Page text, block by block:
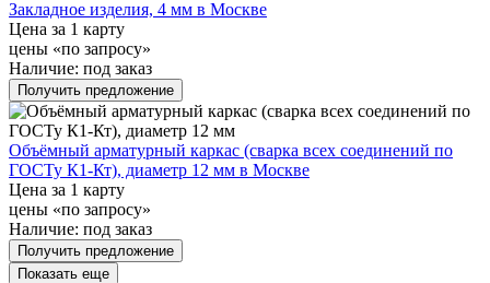
Закладное изделия, 4 мм в Москве
Цена за 1 карту
цены «по запросу»
Наличие: под заказ
Получить предложение
Объёмный арматурный каркас (сварка всех соединений по
ГОСТу К1-Кт), диаметр 12 мм в Москве
Цена за 1 карту
цены «по запросу»
Наличие: под заказ
Получить предложение
Показать еще